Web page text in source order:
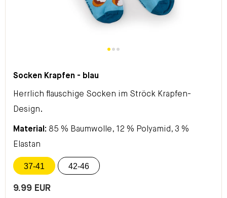
Socken Krapfen - blau
Herrlich flauschige Socken im Ströck Krapfen-
Design.
Material: 85 % Baumwolle, 12 % Polyamid, 3 %
Elastan
37-41 42-46
9.99 EUR